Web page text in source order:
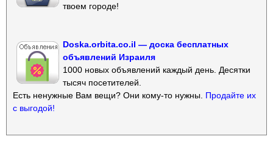
твоем городе!
Doska.orbita.co.il — доска бесплатных
объявлений Израиля
1000 новых объявлений каждый день. Десятки
тысяч посетителей.
Есть ненужные Вам вещи? Они кому-то нужны. Продайте их
с выгодой!